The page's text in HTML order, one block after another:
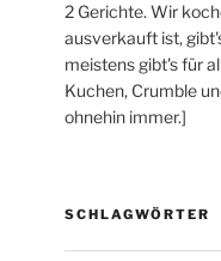
2 Gerichte. Wir
ausverkauft ist,
meistens gibt's für
Kuchen, Crumble
ohnehin immer.]
SCHLAGWÖRTER